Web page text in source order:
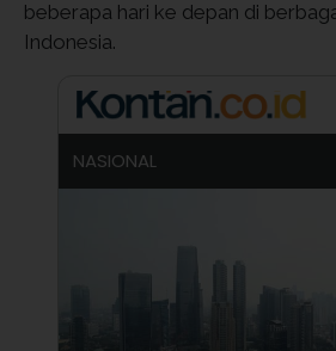
beberapa hari ke depan di
Indonesia.
NASIONAL